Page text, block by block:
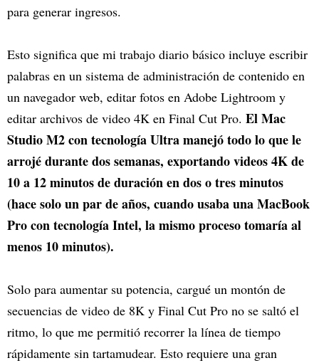
para generar ingresos.
Esto significa que mi trabajo diario básico incluye escribir
palabras en un sistema de administración de contenido en
un navegador web, editar fotos en Adobe Lightroom y
editar archivos de video 4K en Final Cut Pro. El Mac
Studio M2 con tecnología Ultra manejó todo lo que le
arrojé durante dos semanas, exportando videos 4K de
10 a 12 minutos de duración en dos o tres minutos
(hace solo un par de años, cuando usaba una MacBook
Pro con tecnología Intel, la mismo proceso tomaría al
menos 10 minutos).
Solo para aumentar su potencia, cargué un montón de
secuencias de video de 8K y Final Cut Pro no se saltó el
ritmo, lo que me permitió recorrer la línea de tiempo
rápidamente sin tartamudear. Esto requiere una gran